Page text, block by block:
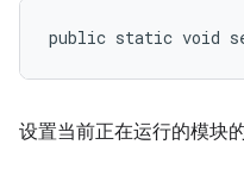
public static void
设置当前正在运行的模块